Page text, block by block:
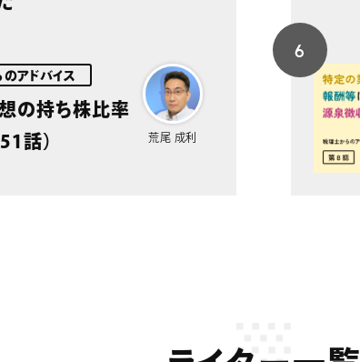
荒尾 成利
アドバイス
の持ち株比率
話）